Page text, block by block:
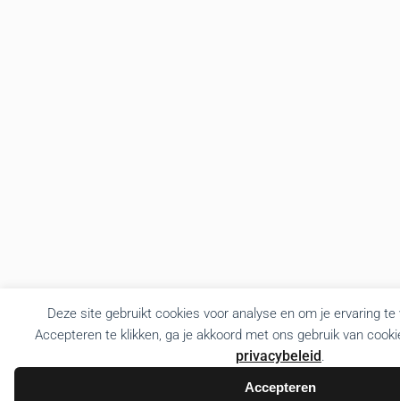
Deze site gebruikt cookies voor analyse en om je ervaring
Accepteren te klikken, ga je akkoord met ons gebruik van
privacybeleid.
Accepteren